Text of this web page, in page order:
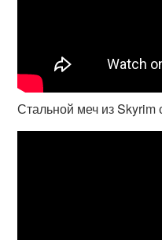
Стальной меч из Skyrim